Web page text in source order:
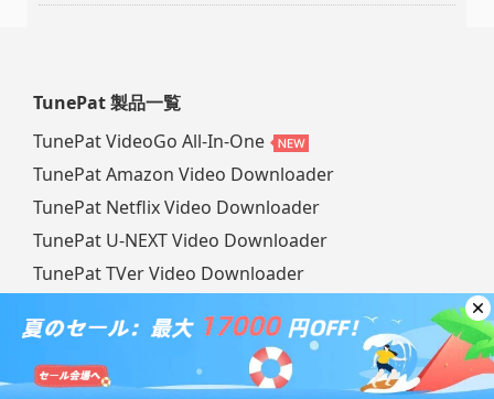
TunePat 製品一覧
TunePat VideoGo All-In-One
TunePat Amazon Video Downloader
TunePat Netflix Video Downloader
TunePat U-NEXT Video Downloader
TunePat TVer Video Downloader
TunePat Hulu Video Downloader
TunePat DisneyPlus Video Downloader